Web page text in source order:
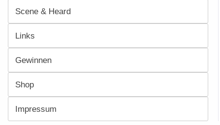
Scene & Heard
Links
Gewinnen
Shop
Impressum